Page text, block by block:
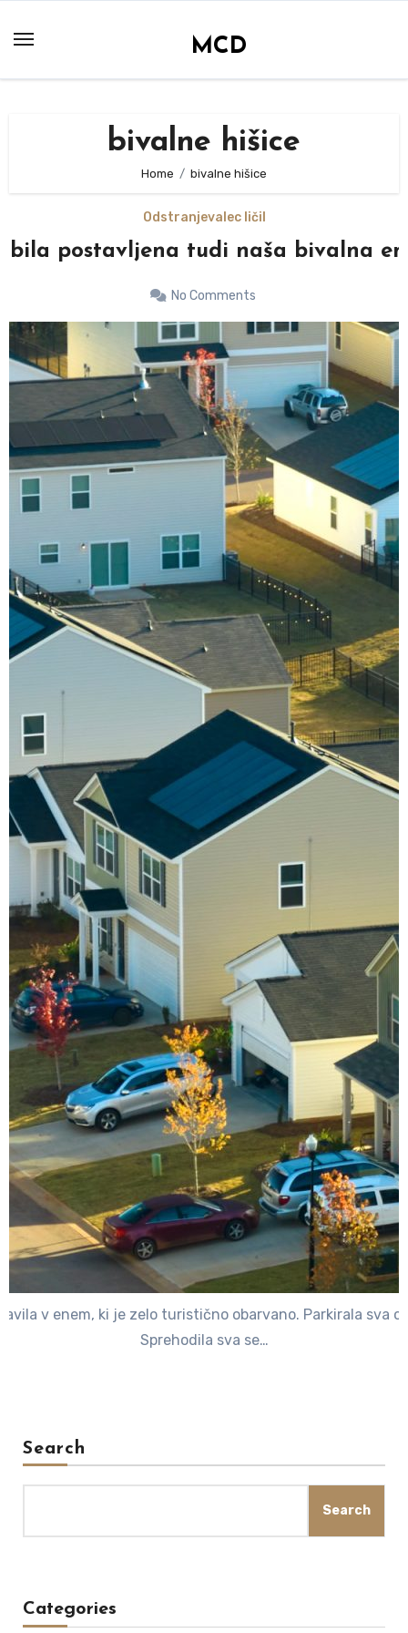
MCD
bivalne hišice
Home bivalne hišice
Odstranjevalec ličil
bila postavljena tudi naša bivalna
No Comments
v enem, ki je zelo turistično obarvano. Parkirala sva
Sprehodila sva se…
Search
Search
Categories